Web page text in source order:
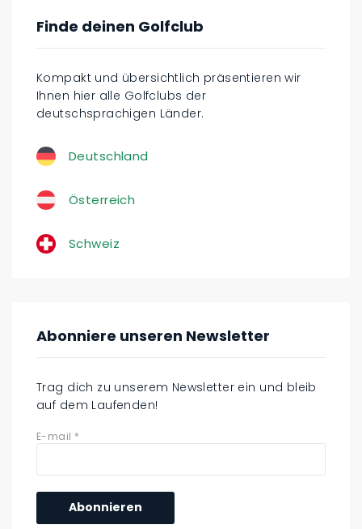
Finde deinen Golfclub
Kompakt und übersichtlich präsentieren wir
Ihnen hier alle Golfclubs der
deutschsprachigen Länder.
Deutschland
Österreich
Schweiz
Abonniere unseren Newsletter
Trag dich zu unserem Newsletter ein und bleib
auf dem Laufenden!
E-mail *